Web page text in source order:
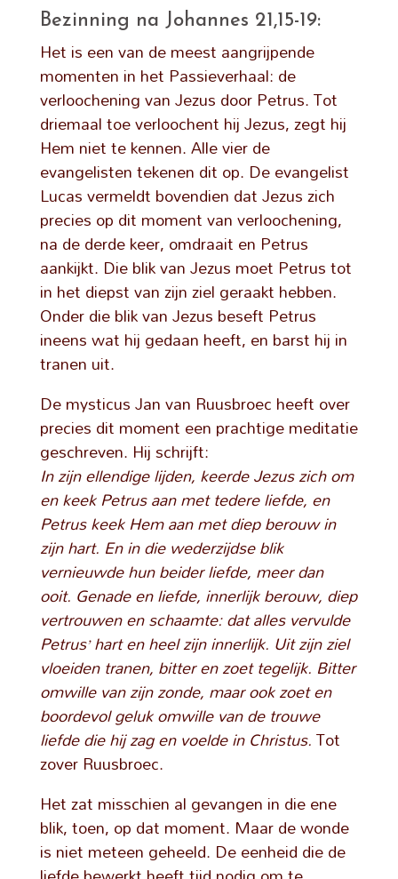
Bezinning na Johannes 21,15-19:
Het is een van de meest aangrijpende
momenten in het Passieverhaal: de
verloochening van Jezus door Petrus. Tot
driemaal toe verloochent hij Jezus, zegt hij
Hem niet te kennen. Alle vier de
evangelisten tekenen dit op. De evangelist
Lucas vermeldt bovendien dat Jezus zich
precies op dit moment van verloochening,
na de derde keer, omdraait en Petrus
aankijkt. Die blik van Jezus moet Petrus tot
in het diepst van zijn ziel geraakt hebben.
Onder die blik van Jezus beseft Petrus
ineens wat hij gedaan heeft, en barst hij in
tranen uit.
De mysticus Jan van Ruusbroec heeft over
precies dit moment een prachtige meditatie
geschreven. Hij schrijft:
In zijn ellendige lijden, keerde Jezus zich om
en keek Petrus aan met tedere liefde, en
Petrus keek Hem aan met diep berouw in
zijn hart. En in die wederzijdse blik
vernieuwde hun beider liefde, meer dan
ooit. Genade en liefde, innerlijk berouw, diep
vertrouwen en schaamte: dat alles vervulde
Petrus’ hart en heel zijn innerlijk. Uit zijn ziel
vloeiden tranen, bitter en zoet tegelijk. Bitter
omwille van zijn zonde, maar ook zoet en
boordevol geluk omwille van de trouwe
liefde die hij zag en voelde in Christus.Tot
zover Ruusbroec.
Het zat misschien al gevangen in die ene
blik, toen, op dat moment. Maar de wonde
is niet meteen geheeld. De eenheid die de